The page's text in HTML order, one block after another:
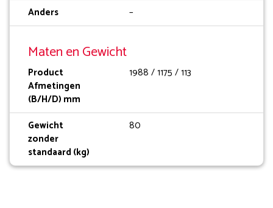
Anders –
Maten en Gewicht
Product
Afmetingen
(B/H/D) mm
1988 / 1175 / 113
Gewicht
zonder
standaard (kg)
80